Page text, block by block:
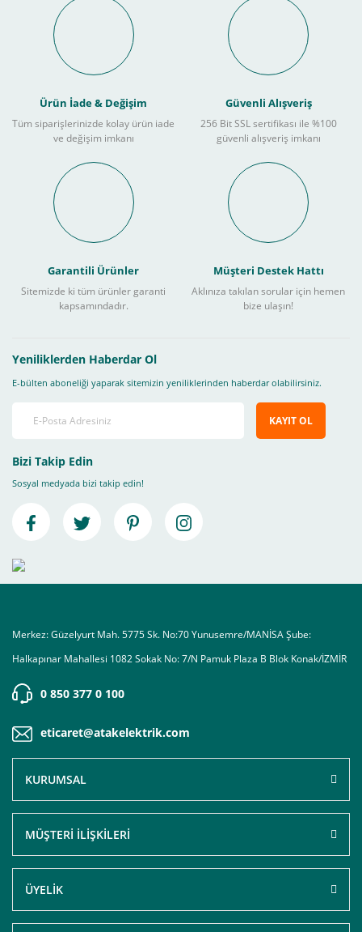
Ürün İade & Değişim
Tüm siparişlerinizde kolay ürün iade
ve değişim imkanı
Güvenli Alışveriş
256 Bit SSL sertifikası ile %100
güvenli alışveriş imkanı
Garantili Ürünler
Sitemizde ki tüm ürünler garanti
kapsamındadır.
Müşteri Destek Hattı
Aklınıza takılan sorular için hemen
bize ulaşın!
Yeniliklerden Haberdar Ol
E-bülten aboneliği yaparak sitemizin yeniliklerinden haberdar olabilirsiniz.
KAYIT OL
Bizi Takip Edin
Sosyal medyada bizi takip edin!
Merkez: Güzelyurt Mah. 5775 Sk. No:70 Yunusemre/MANİSA Şube:
Halkapınar Mahallesi 1082 Sokak No: 7/N Pamuk Plaza B Blok Konak/İZMİR
0 850 377 0 100
eticaret@atakelektrik.com
KURUMSAL
MÜŞTERİ İLİŞKİLERİ
ÜYELİK